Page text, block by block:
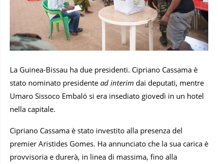
La Guinea-Bissau ha due presidenti. Cipriano Cassama è
stato nominato presidente ad interim dai deputati, mentre
Umaro Sissoco Embaló si era insediato giovedì in un hotel
nella capitale.
Cipriano Cassama è stato investito alla presenza del
premier Aristides Gomes. Ha annunciato che la sua carica è
provvisoria e durerà, in linea di massima, fino alla